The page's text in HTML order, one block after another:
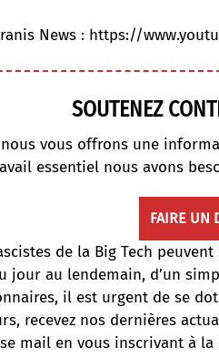
News : https://
SOUTENEZ
nous vous offrons une
essentiel nous avons
FAIRE UN
de la Big Tech
jour au lendemain, d’un
il est urgent de se
recevez nos dernières
mail en vous inscrivant à